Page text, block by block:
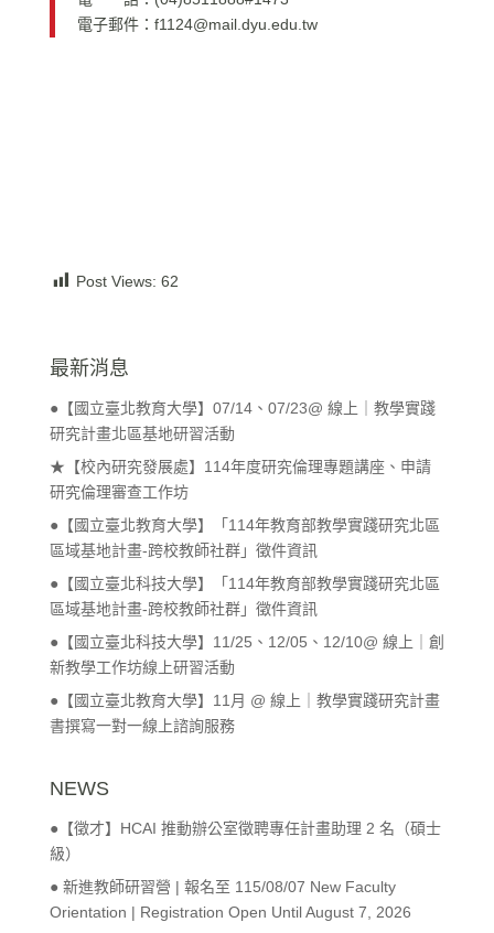
電子郵件：f1124@mail.dyu.edu.tw
Post Views: 62
最新消息
●【國立臺北教育大學】07/14、07/23@ 線上｜教學實踐
研究計畫北區基地研習活動
★【校內研究發展處】114年度研究倫理專題講座、申請
研究倫理審查工作坊
●【國立臺北教育大學】「114年教育部教學實踐研究北區
區域基地計畫-跨校教師社群」徵件資訊
●【國立臺北科技大學】「114年教育部教學實踐研究北區
區域基地計畫-跨校教師社群」徵件資訊
●【國立臺北科技大學】11/25、12/05、12/10@ 線上｜創
新教學工作坊線上研習活動
●【國立臺北教育大學】11月 @ 線上｜教學實踐研究計畫
書撰寫一對一線上諮詢服務
NEWS
●【徵才】HCAI 推動辦公室徵聘專任計畫助理 2 名（碩士
級）
● 新進教師研習營 | 報名至 115/08/07 New Faculty
Orientation | Registration Open Until August 7, 2026